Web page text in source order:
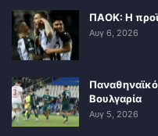
ΠΑΟΚ: Η
Αυγ 6, 2026
Βουλγαρία
Αυγ 5, 2026